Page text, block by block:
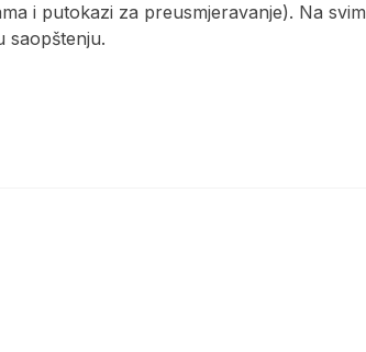
i putokazi za preusmjeravanje). Na svim
saopštenju.